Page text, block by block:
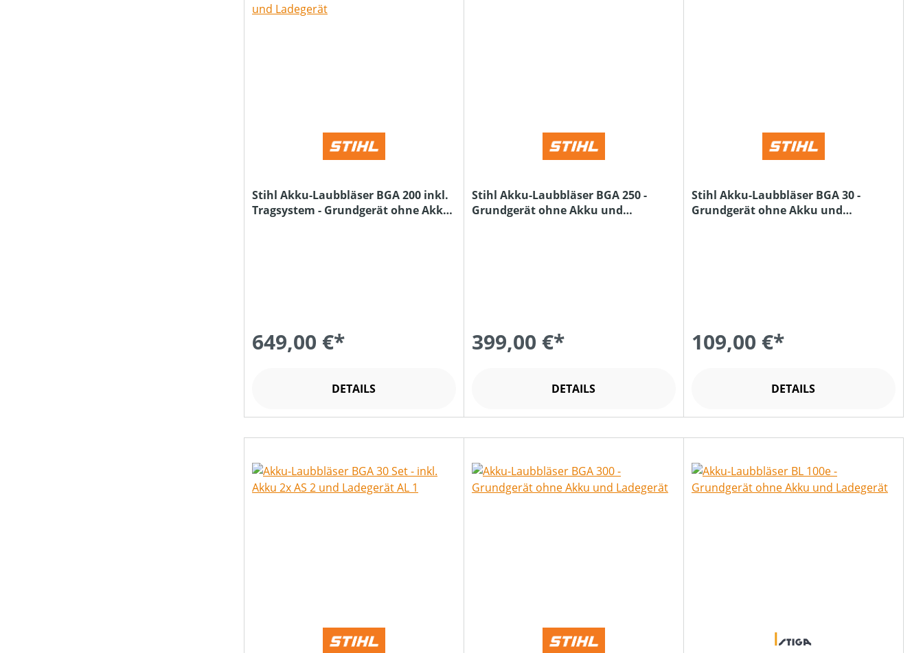
Stihl Akku-Laubbläser BGA 200 inkl.
Tragsystem - Grundgerät ohne Akku
649,00 €*
DETAILS
Stihl Akku-Laubbläser BGA 250 -
Grundgerät ohne Akku und
399,00 €*
DETAILS
Stihl Akku-Laubbläser BGA 30 -
Grundgerät ohne Akku und
109,00 €*
DETAILS